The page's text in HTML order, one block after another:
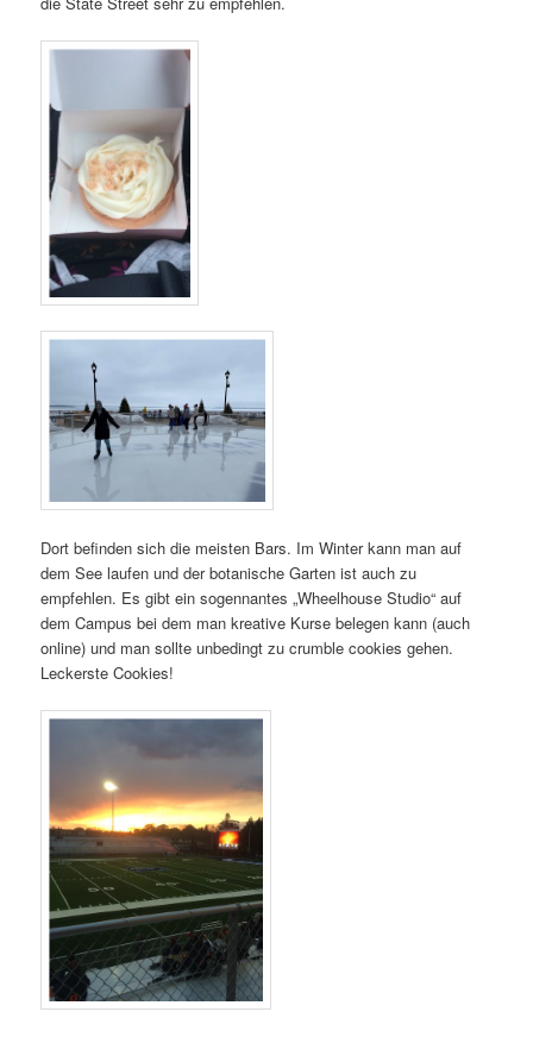
Dort befinden sich die meisten Bars. Im Winter kann man auf
dem See laufen und der botanische Garten ist auch zu
empfehlen. Es gibt ein sogennantes „Wheelhouse Studio“ auf
dem Campus bei dem man kreative Kurse belegen kann (auch
online) und man sollte unbedingt zu crumble cookies gehen.
Leckerste Cookies!